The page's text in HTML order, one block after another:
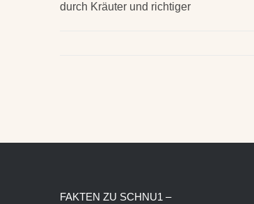
durch Kräuter und richtiger
FAKTEN ZU SCHNU1 –